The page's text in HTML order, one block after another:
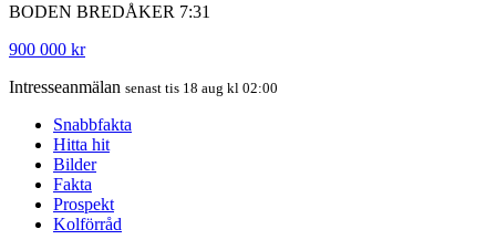
BODEN BREDÅKER 7:31
900 000 kr
Intresseanmälan senast tis 18 aug kl 02:00
Snabbfakta
Hitta hit
Bilder
Fakta
Prospekt
Kolförråd